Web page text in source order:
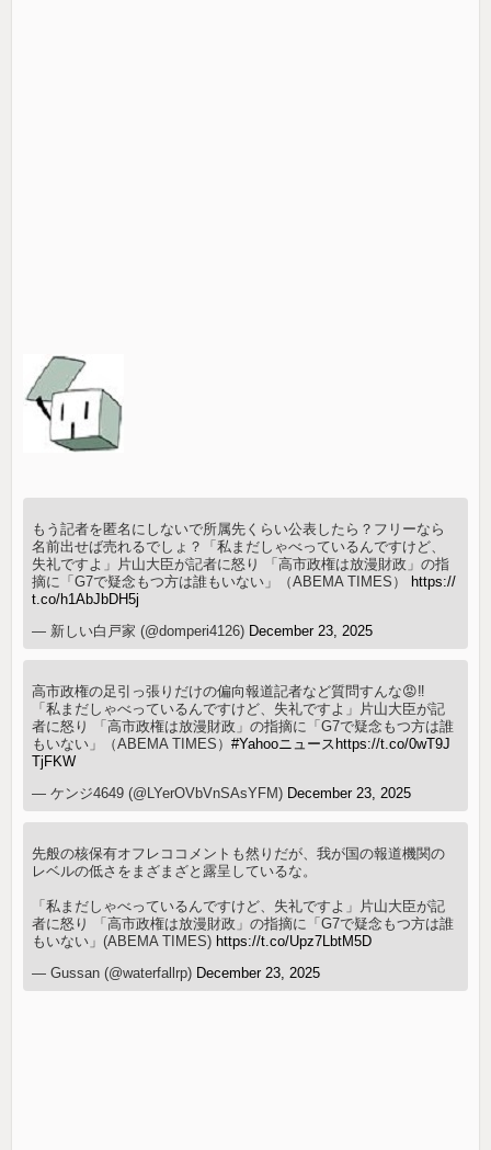
もう記者を匿名にしないで所属先くらい公表したら？フリーなら
名前出せば売れるでしょ？「私まだしゃべっているんですけど、
失礼ですよ」片山大臣が記者に怒り 「高市政権は放漫財政」の指
摘に「G7で疑念もつ方は誰もいない」（ABEMA TIMES） https://
t.co/h1AbJbDH5j
— 新しい白戸家 (@domperi4126) December 23, 2025
高市政権の足引っ張りだけの偏向報道記者など質問すんな😡‼️
「私まだしゃべっているんですけど、失礼ですよ」片山大臣が記
者に怒り 「高市政権は放漫財政」の指摘に「G7で疑念もつ方は誰
もいない」（ABEMA TIMES）#Yahooニュース https://t.co/0wT9J
TjFKW
— ケンジ4649 (@LYerOVbVnSAsYFM) December 23, 2025
先般の核保有オフレココメントも然りだが、我が国の報道機関の
レベルの低さをまざまざと露呈しているな。
「私まだしゃべっているんですけど、失礼ですよ」片山大臣が記
者に怒り 「高市政権は放漫財政」の指摘に「G7で疑念もつ方は誰
もいない」(ABEMA TIMES) https://t.co/Upz7LbtM5D
— Gussan (@waterfallrp) December 23, 2025